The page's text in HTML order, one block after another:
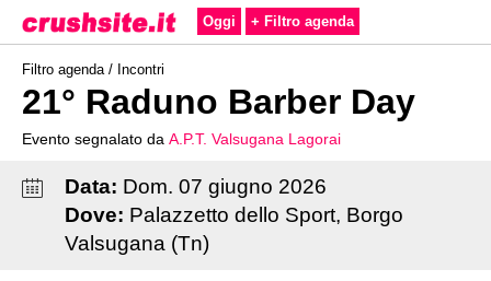
Oggi + Filtro agenda
Filtro agenda / Incontri
21° Raduno Barber Day
Evento segnalato da A.P.T. Valsugana Lagorai
Data: Dom. 07 giugno 2026
Dove: Palazzetto dello Sport, Borgo
Valsugana (Tn)